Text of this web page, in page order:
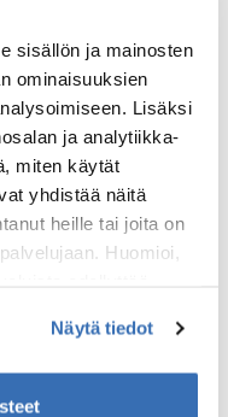
sisällön ja mainosten
ominaisuuksien
Lisäksi
ja analytiikka-
miten käytät
yhdistää näitä
heille tai joita on
Huomioi,
Näytä tiedot